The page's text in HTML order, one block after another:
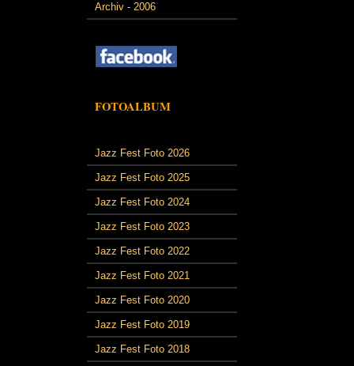
Archiv - 2006
FOTOALBUM
Jazz Fest Foto 2026
Jazz Fest Foto 2025
Jazz Fest Foto 2024
Jazz Fest Foto 2023
Jazz Fest Foto 2022
Jazz Fest Foto 2021
Jazz Fest Foto 2020
Jazz Fest Foto 2019
Jazz Fest Foto 2018